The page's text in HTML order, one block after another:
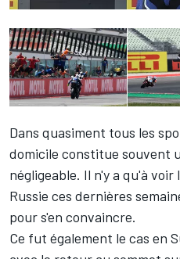
Dans quasiment tous les
domicile constitue souvent
négligeable. Il n'y a qu'à
Russie ces dernières
pour s'en convaincre.
Ce fut également le cas en